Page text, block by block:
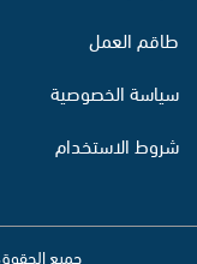
طاقم العمل
سياسة الخصوصية
شروط الاستخدام
جميع الحقوق